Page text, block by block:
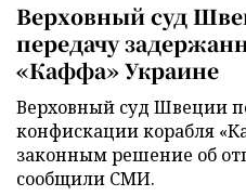
Верховный суд
передачу
«Каффа» Украине
Верховный суд Швеции
конфискации корабля
законным решение об
сообщили СМИ.